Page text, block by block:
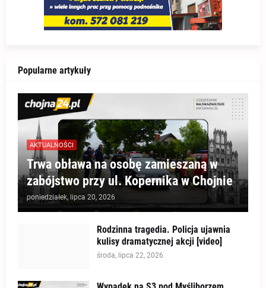
Popularne artykuły
AKTUALNOŚCI
Trwa obława na osobę zamieszaną w
zabójstwo przy ul. Kopernika w Chojnie
poniedziałek, lipca 20, 2026
Rodzinna tragedia. Policja ujawnia
kulisy dramatycznej akcji [video]
środa, lipca 22, 2026